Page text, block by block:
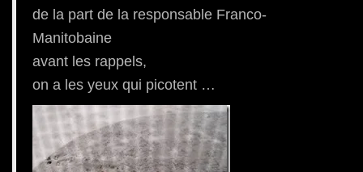
de la part de la responsable Franco-
Manitobaine
avant les rappels,
on a les yeux qui picotent …